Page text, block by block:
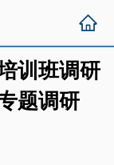
训班调研
题调研